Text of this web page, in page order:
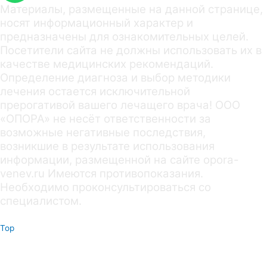
Материалы, размещенные на данной странице,
носят информационный характер и
предназначены для ознакомительных целей.
Посетители сайта не должны использовать их в
качестве медицинских рекомендаций.
Определение диагноза и выбор методики
лечения остается исключительной
прерогативой вашего лечащего врача! ООО
«ОПОРА» не несёт ответственности за
возможные негативные последствия,
возникшие в результате использования
информации, размещенной на сайте opora-
venev.ru Имеются противопоказания.
Необходимо проконсультироваться со
специалистом.
Top